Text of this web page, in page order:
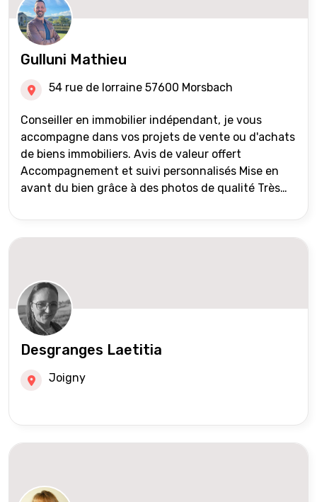
Gulluni Mathieu
54 rue de lorraine 57600 Morsbach
Conseiller en immobilier indépendant, je vous
accompagne dans vos projets de vente ou d'achats
de biens immobiliers. Avis de valeur offert
Accompagnement et suivi personnalisés Mise en
avant du bien grâce à des photos de qualité Très
international) Validation du financement des
acquéreurs auprès de partenaires financiers
réseau Iad France et Iad Deutschland Inter agence
Desgranges Laetitia
Joigny